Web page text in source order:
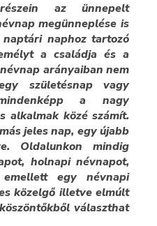
az ünnepelt
megünneplése is
naphoz tartozó
a családja és a
arányaiban nem
születésnap vagy
a nagy
alkalmak közé számít.
jeles nap, egy újabb
Oldalunkon mindig
holnapi névnapot,
egy névnapi
közelgő illetve elmúlt
választhat